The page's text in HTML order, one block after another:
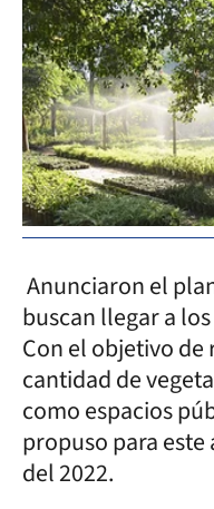
Anunciaron el
buscan llegar a
Con el objetivo
cantidad de
como espacios
propuso para
del 2022.